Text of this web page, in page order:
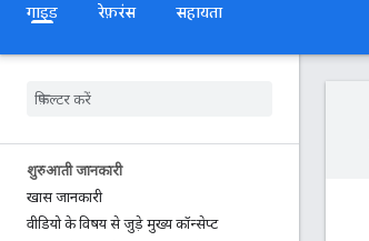
गाइड
रेफ़रंस सहायता
शुरुआती जानकारी
खास जानकारी
वीडियो के विषय से जुड़े मुख्य कॉन्सेप्ट